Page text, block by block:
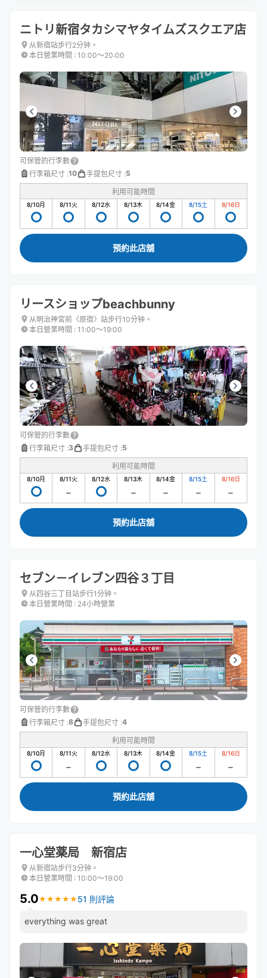
ニトリ新宿タカシマヤタイムズスクエア店
从新宿站步行2分钟。
本日營業時間 : 10:00〜20:00
可保管的行李數
行李箱尺寸 :10 手提包尺寸 :5
利用可能時間
8/10月 8/11火 8/12水 8/13木 8/14金 8/15土 8/16日
預約此店舖
リースショップbeachbunny
从明治神宮前〈原宿〉站步行10分钟。
本日營業時間 : 11:00〜19:00
可保管的行李數
行李箱尺寸 :3 手提包尺寸 :5
利用可能時間
8/10月 8/11火 8/12水 8/13木 8/14金 8/15土 8/16日
預約此店舖
セブン－イレブン四谷３丁目
从四谷三丁目站步行1分钟。
本日營業時間 : 24小時營業
可保管的行李數
行李箱尺寸 :8 手提包尺寸 :4
利用可能時間
8/10月 8/11火 8/12水 8/13木 8/14金 8/15土 8/16日
預約此店舖
一心堂薬局 新宿店
从新宿站步行3分钟。
本日營業時間 : 10:00〜19:00
5.0★ ★ ★ ★ ★
★ ★ ★ ★ ★ 51 則評論
everything was great